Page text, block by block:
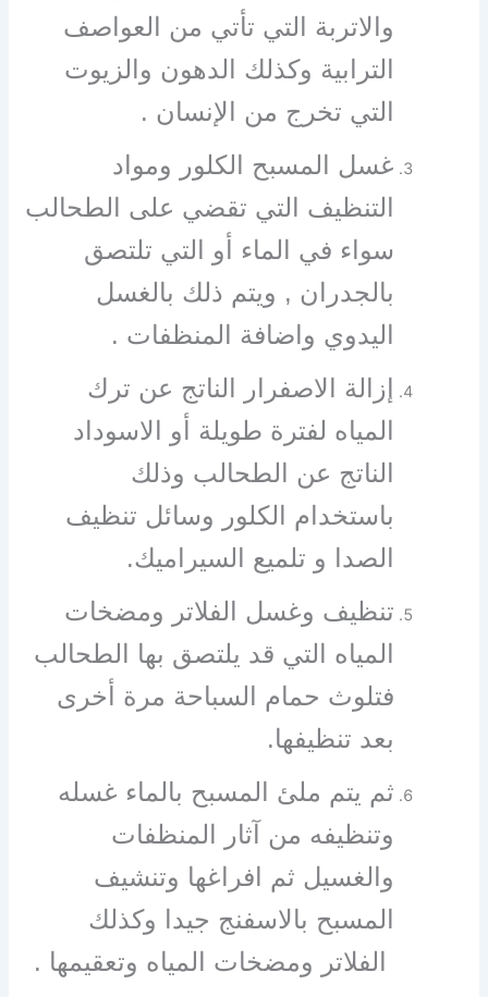
والاتربة التي تأتي من العواصف
الترابية وكذلك الدهون والزيوت
التي تخرج من الإنسان .
غسل المسبح الكلور ومواد
التنظيف التي تقضي على الطحالب
سواء في الماء أو التي تلتصق
بالجدران , ويتم ذلك بالغسل
اليدوي واضافة المنظفات .
إزالة الاصفرار الناتج عن ترك
المياه لفترة طويلة أو الاسوداد
الناتج عن الطحالب وذلك
باستخدام الكلور وسائل تنظيف
الصدا و تلميع السيراميك.
تنظيف وغسل الفلاتر ومضخات
المياه التي قد يلتصق بها الطحالب
فتلوث حمام السباحة مرة أخرى
بعد تنظيفها.
ثم يتم ملئ المسبح بالماء غسله
وتنظيفه من آثار المنظفات
والغسيل ثم افراغها وتنشيف
المسبح بالاسفنج جيدا وكذلك
الفلاتر ومضخات المياه وتعقيمها .